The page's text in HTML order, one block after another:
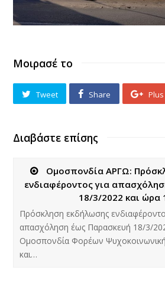
Μοιρασέ το
Tweet Share
Διαβάστε επίσης
Ομοσπονδία ΑΡΓΩ:
ενδιαφέροντος για
18/3/2022 και ώρα
Πρόσκληση εκδήλωσης
απασχόληση έως Παρασκευή 18/3/
Ομοσπονδία Φορέων
και…